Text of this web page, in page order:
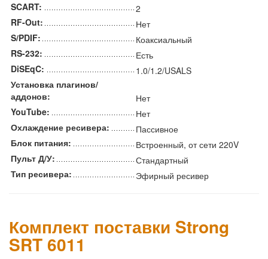
SCART:
2
RF-Out:
Нет
S/PDIF:
Коаксиальный
RS-232:
Есть
DiSEqC:
1.0/1.2/USALS
Установка плагинов/
аддонов:
Нет
YouTube:
Нет
Охлаждение ресивера:
Пассивное
Блок питания:
Встроенный, от сети 220V
Пульт Д/У:
Стандартный
Тип ресивера:
Эфирный ресивер
Комплект поставки Strong
SRT 6011